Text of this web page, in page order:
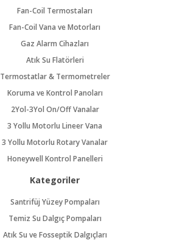
Fan-Coil Termostaları
Fan-Coil Vana ve Motorları
Gaz Alarm Cihazları
Atık Su Flatörleri
Termostatlar & Termometreler
Koruma ve Kontrol Panoları
2Yol-3Yol On/Off Vanalar
3 Yollu Motorlu Lineer Vana
3 Yollu Motorlu Rotary Vanalar
Honeywell Kontrol Panelleri
Kategoriler
Santrifüj Yüzey Pompaları
Temiz Su Dalgıç Pompaları
Atık Su ve Fosseptik Dalgıçları